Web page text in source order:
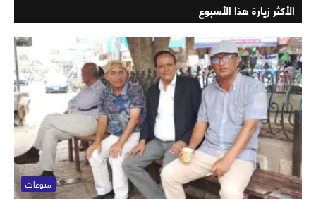
الأكثر زيارة هذا الأسبوع
منوعات